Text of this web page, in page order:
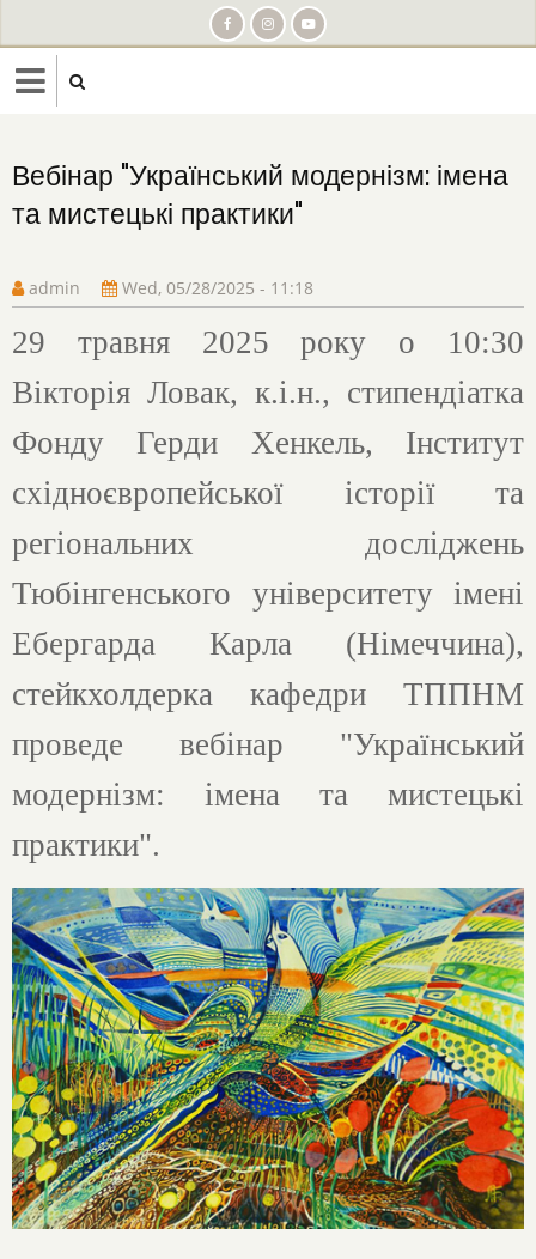
to
main
content
Вебінар "Український модернізм: імена
та мистецькі практики"
admin Wed, 05/28/2025 - 11:18
29 травня 2025 року о 10:30
Вікторія Ловак, к.і.н., стипендіатка
Фонду Герди Хенкель, Інститут
східноєвропейської історії та
регіональних досліджень
Тюбінгенського університету імені
Ебергарда Карла (Німеччина),
стейкхолдерка кафедри ТППНМ
проведе вебінар "Український
модернізм: імена та мистецькі
практики".